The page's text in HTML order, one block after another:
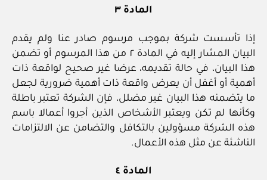
المادة ٣
إذا تأسست شركة بموجب مرسوم صادر عنا ولم يقدم
البيان المشار إليه في المادة ٢ من هذا المرسوم أو تضمن
هذا البيان، في حالة تقديمه، عرضا غير صحيح لواقعة ذات
أهمية أو أغفل أن يعرض واقعة ذات أهمية ضرورية لجعل
ما يتضمنه هذا البيان غير مضلل، فإن الشركة تعتبر باطلة
وكأنها لم تكن ويعتبر الأشخاص الذين أجروا أعمالا باسم
هذه الشركة مسؤولين بالتكافل والتضامن عن الالتزامات
الناشئة عن مثل هذه الأعمال.
المادة ٤